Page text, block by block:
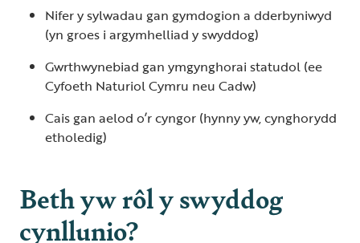
Nifer y sylwadau gan gymdogion a dderbyniwyd
(yn groes i argymhelliad y swyddog)
Gwrthwynebiad gan ymgynghorai statudol (ee
Cyfoeth Naturiol Cymru neu Cadw)
Cais gan aelod o’r cyngor (hynny yw, cynghorydd
etholedig)
Beth yw rôl y swyddog
cynllunio?